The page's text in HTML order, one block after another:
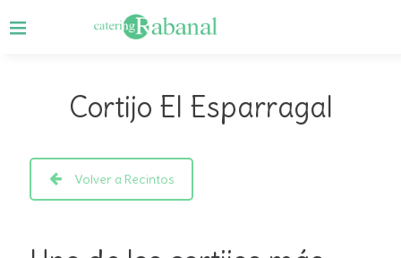
Cortijo El Esparragal
Volver a Recintos